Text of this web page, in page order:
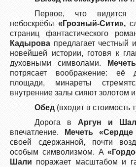
Первое, что
небоскрёбы «Грозный-Сити»,
страниц фантастического
Кадырова предлагает честный
новейшей истории, готовя к
духовными символами.
потрясает воображение:
площади, минареты
внутренние залы сияют золотом
Обед (входит в стоимость
Дорога в Аргун и
впечатление.
Мечеть
своей сдержанной, почти
особым символизмом. А
Шали поражает масштабом и